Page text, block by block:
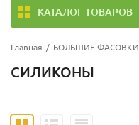
КАТАЛОГ ТОВАРОВ
Главная / БОЛЬШИЕ ФАСОВКИ
СИЛИКОНЫ